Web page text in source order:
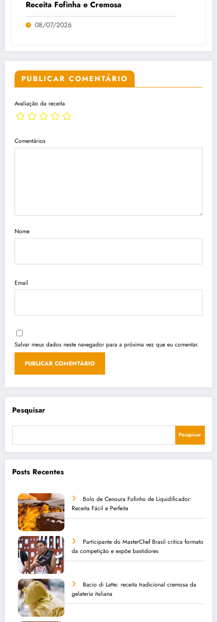
Receita Fofinha e Cremosa
08/07/2026
PUBLICAR COMENTÁRIO
Avaliação da receita
Comentários
Nome
Email
Salvar meus dados neste navegador para a próxima vez que eu comentar.
Pesquisar
Pesquisar
Posts Recentes
Bolo de Cenoura Fofinho de Liquidificador:
Receita Fácil e Perfeita
Participante do MasterChef Brasil critica formato
da competição e expõe bastidores
Bacio di Latte: receita tradicional cremosa da
gelateria italiana